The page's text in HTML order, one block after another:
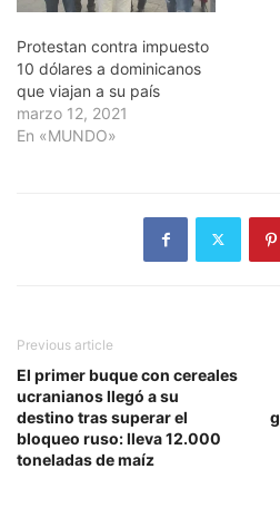
Protestan contra impuesto
10 dólares a dominicanos
que viajan a su país
marzo 12, 2021
En «MUNDO»
Previous article
El primer buque con cereales
ucranianos llegó a su
destino tras superar el
bloqueo ruso: lleva 12.000
toneladas de maíz